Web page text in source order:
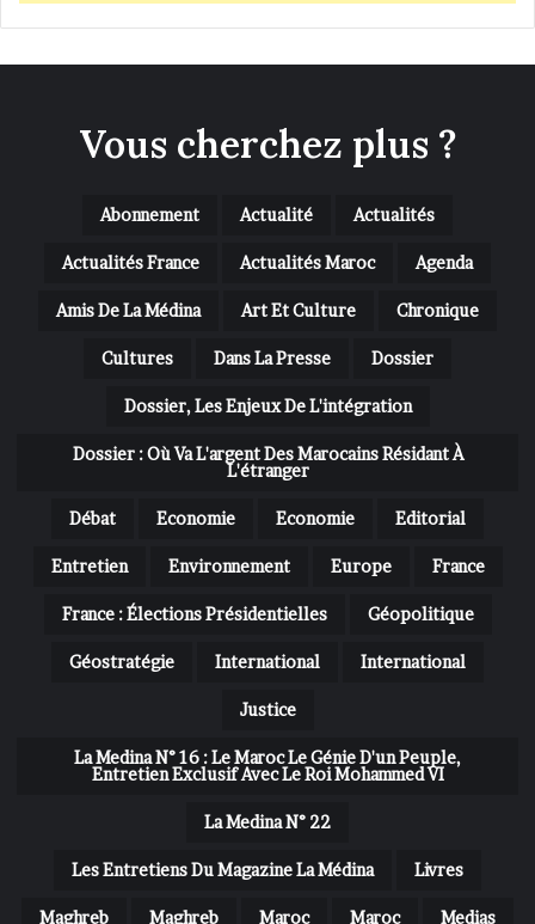
Vous cherchez plus ?
Abonnement Actualité Actualités
Actualités France Actualités Maroc Agenda
Amis De La Médina Art Et Culture Chronique
Cultures Dans La Presse Dossier
Dossier, Les Enjeux De L'intégration
Dossier : Où Va L'argent Des Marocains Résidant À
L'étranger
Débat Economie Economie Editorial
Entretien Environnement Europe France
France : Élections Présidentielles Géopolitique
Géostratégie International International
Justice
La Medina N° 16 : Le Maroc Le Génie D'un Peuple,
Entretien Exclusif Avec Le Roi Mohammed VI
La Medina N° 22
Les Entretiens Du Magazine La Médina Livres
Maghreb Maghreb Maroc Maroc Medias